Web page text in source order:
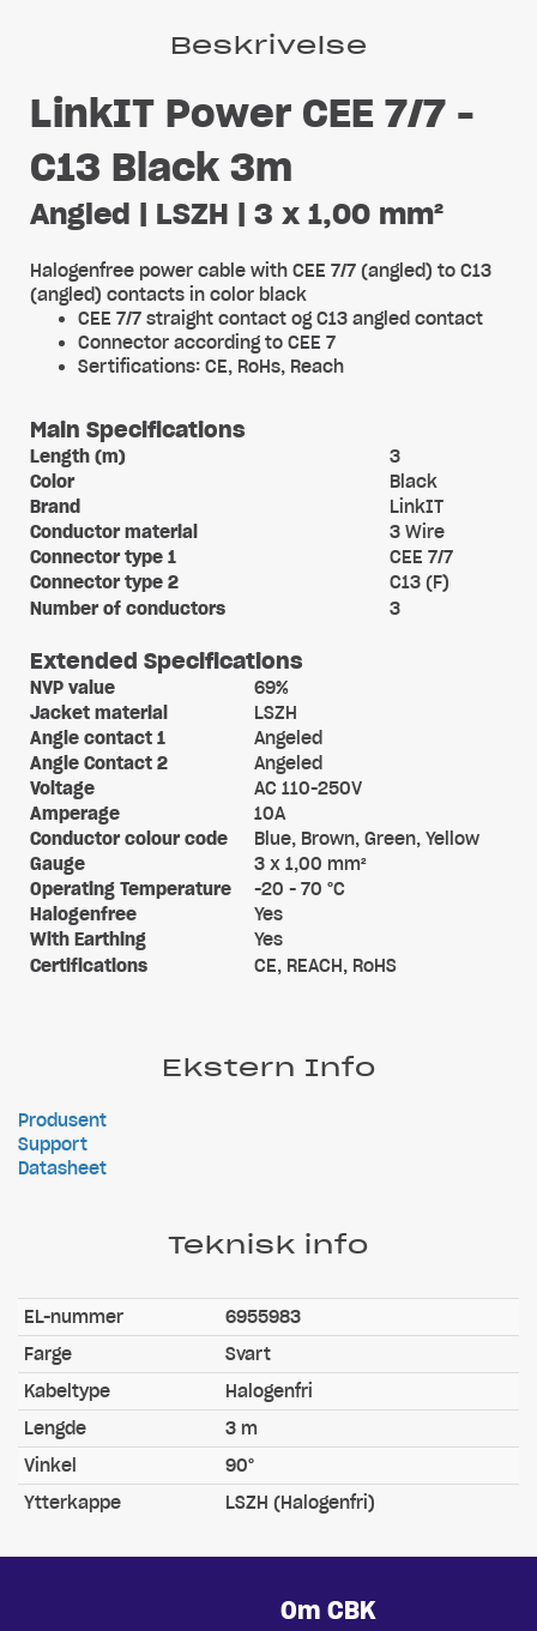
Beskrivelse
LinkIT Power CEE 7/7 -
C13 Black 3m
Angled | LSZH | 3 x 1,00 mm²
Halogenfree power cable with CEE 7/7 (angled) to C13
(angled) contacts in color black
CEE 7/7 straight contact og C13 angled contact
Connector according to CEE 7
Sertifications: CE, RoHs, Reach
Main Specifications
Length (m)
3
Color
Black
Brand
LinkIT
Conductor material
3 Wire
Connector type 1
CEE 7/7
Connector type 2
C13 (F)
Number of conductors
3
Extended Specifications
NVP value
69%
Jacket material
LSZH
Angle contact 1
Angeled
Angle Contact 2
Angeled
Voltage
AC 110-250V
Amperage
10A
Conductor colour code
Blue, Brown, Green, Yellow
Gauge
3 x 1,00 mm²
Operating Temperature
-20 - 70 °C
Halogenfree
Yes
With Earthing
Yes
Certifications
CE, REACH, RoHS
Ekstern Info
Produsent
Support
Datasheet
Teknisk info
EL-nummer
6955983
Farge
Svart
Kabeltype
Halogenfri
Lengde
3 m
Vinkel
90°
Ytterkappe
LSZH (Halogenfri)
Om CBK